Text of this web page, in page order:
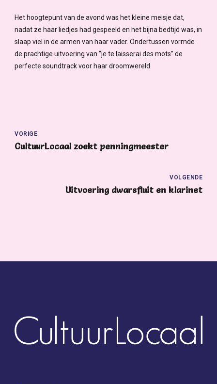
Het hoogtepunt van de avond was het kleine meisje dat,
nadat ze haar liedjes had gespeeld en het bijna bedtijd was, in
slaap viel in de armen van haar vader. Ondertussen vormde
de prachtige uitvoering van “je te laisserai des mots” de
perfecte soundtrack voor haar droomwereld.
VORIGE
CultuurLocaal zoekt penningmeester
VOLGENDE
Uitvoering dwarsfluit en klarinet